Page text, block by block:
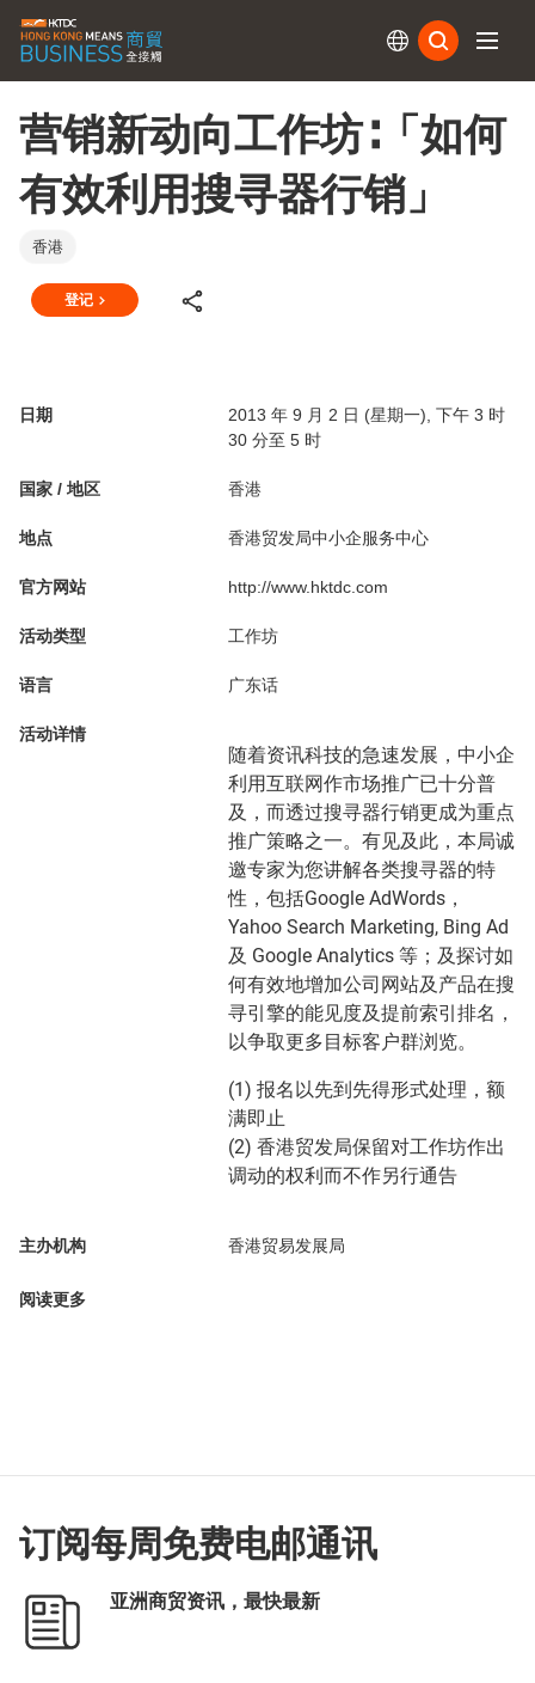
营销新动向工作坊∶「如何
有效利用搜寻器行销」
香港
登记
日期
2013 年 9 月 2 日 (星期一), 下午 3 时
30 分至 5 时
国家 / 地区 香港
地点 香港贸发局中小企服务中心
官方网站 http://www.hktdc.com
活动类型 工作坊
语言 广东话
活动详情
随着资讯科技的急速发展，中小企
利用互联网作市场推广已十分普
及，而透过搜寻器行销更成为重点
推广策略之一。有见及此，本局诚
邀专家为您讲解各类搜寻器的特
性，包括Google AdWords，
Yahoo Search Marketing, Bing Ad
及 Google Analytics 等；及探讨如
何有效地增加公司网站及产品在搜
寻引擎的能见度及提前索引排名，
以争取更多目标客户群浏览。
(1) 报名以先到先得形式处理，额
满即止
(2) 香港贸发局保留对工作坊作出
调动的权利而不作另行通告
主办机构 香港贸易发展局
阅读更多
订阅每周免费电邮通讯
亚洲商贸资讯，最快最新